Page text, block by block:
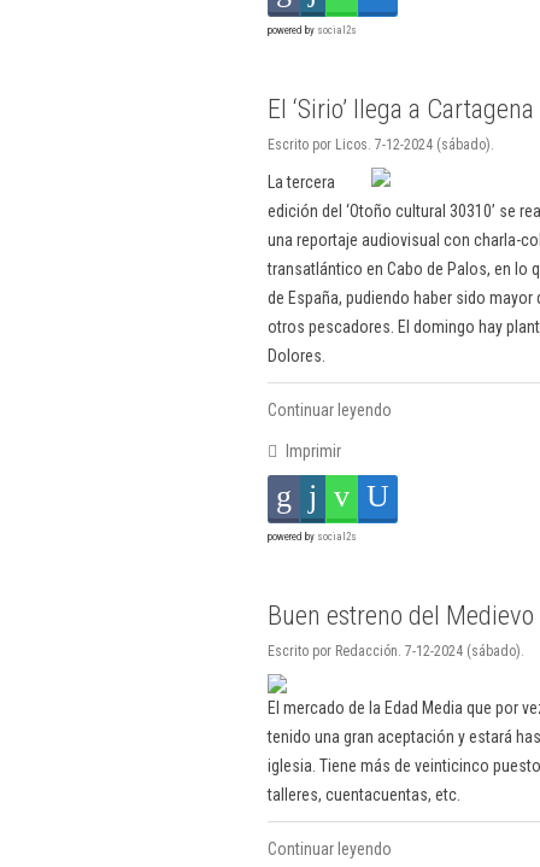
powered by social2s
El ‘Sirio’ llega a
Escrito por Licos. 7-12-2024 (sábado).
La tercera
edición del ‘Otoño cultural 30310’ se
una reportaje audiovisual con charla-
transatlántico en Cabo de Palos, en lo
de España, pudiendo haber sido
otros pescadores. El domingo hay
Dolores.
Continuar leyendo
Imprimir
powered by social2s
Buen estreno del
Escrito por Redacción. 7-12-2024 (sábado).
El mercado de la Edad Media que por
tenido una gran aceptación y estará
iglesia. Tiene más de veinticinco
talleres, cuentacuentas, etc.
Continuar leyendo